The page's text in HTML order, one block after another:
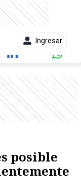
Ingresar
posible